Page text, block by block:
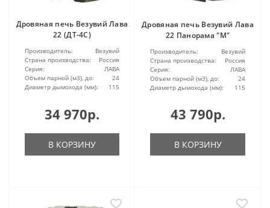
Дровяная печь Везувий Лава
22 (ДТ-4С)
Производитель:
Везувий
Страна производства:
Россия
Серия:
ЛАВА
Объем парной (м3), до:
24
Диаметр дымохода (мм):
115
34 970р.
В КОРЗИНУ
Дровяная печь Везувий Лава
22 Панорама "М"
Производитель:
Везувий
Страна производства:
Россия
Серия:
ЛАВА
Объем парной (м3), до:
24
Диаметр дымохода (мм):
115
43 790р.
В КОРЗИНУ